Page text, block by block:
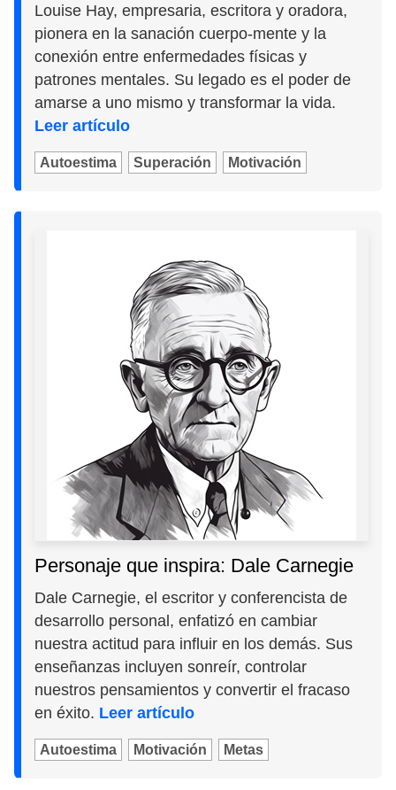
Louise Hay, empresaria, escritora y oradora,
pionera en la sanación cuerpo-mente y la
conexión entre enfermedades físicas y
patrones mentales. Su legado es el poder de
amarse a uno mismo y transformar la vida.
Leer artículo
Autoestima Superación Motivación
Personaje que inspira: Dale Carnegie
Dale Carnegie, el escritor y conferencista de
desarrollo personal, enfatizó en cambiar
nuestra actitud para influir en los demás. Sus
enseñanzas incluyen sonreír, controlar
nuestros pensamientos y convertir el fracaso
en éxito. Leer artículo
Autoestima Motivación Metas